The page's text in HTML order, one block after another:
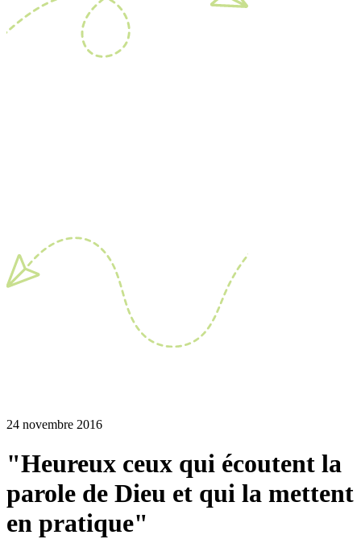
24 novembre 2016
"Heureux ceux qui écoutent la
parole de Dieu et qui la mettent
en pratique"